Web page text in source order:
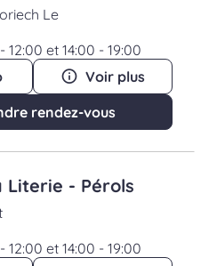
Le
12:00 et 14:00 - 19:00
Voir plus
rendez-vous
Literie - Pérols
12:00 et 14:00 - 19:00